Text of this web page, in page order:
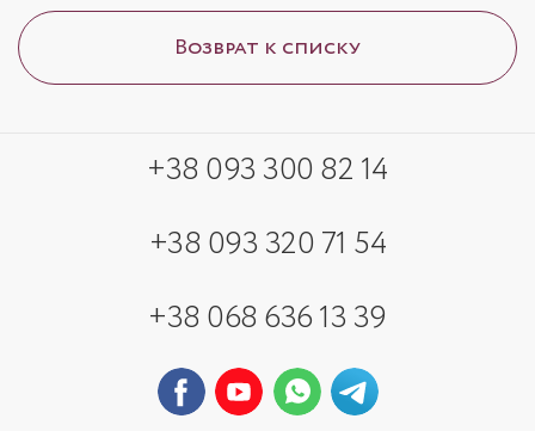
Возврат к списку
+38 093 300 82 14
+38 093 320 71 54
+38 068 636 13 39